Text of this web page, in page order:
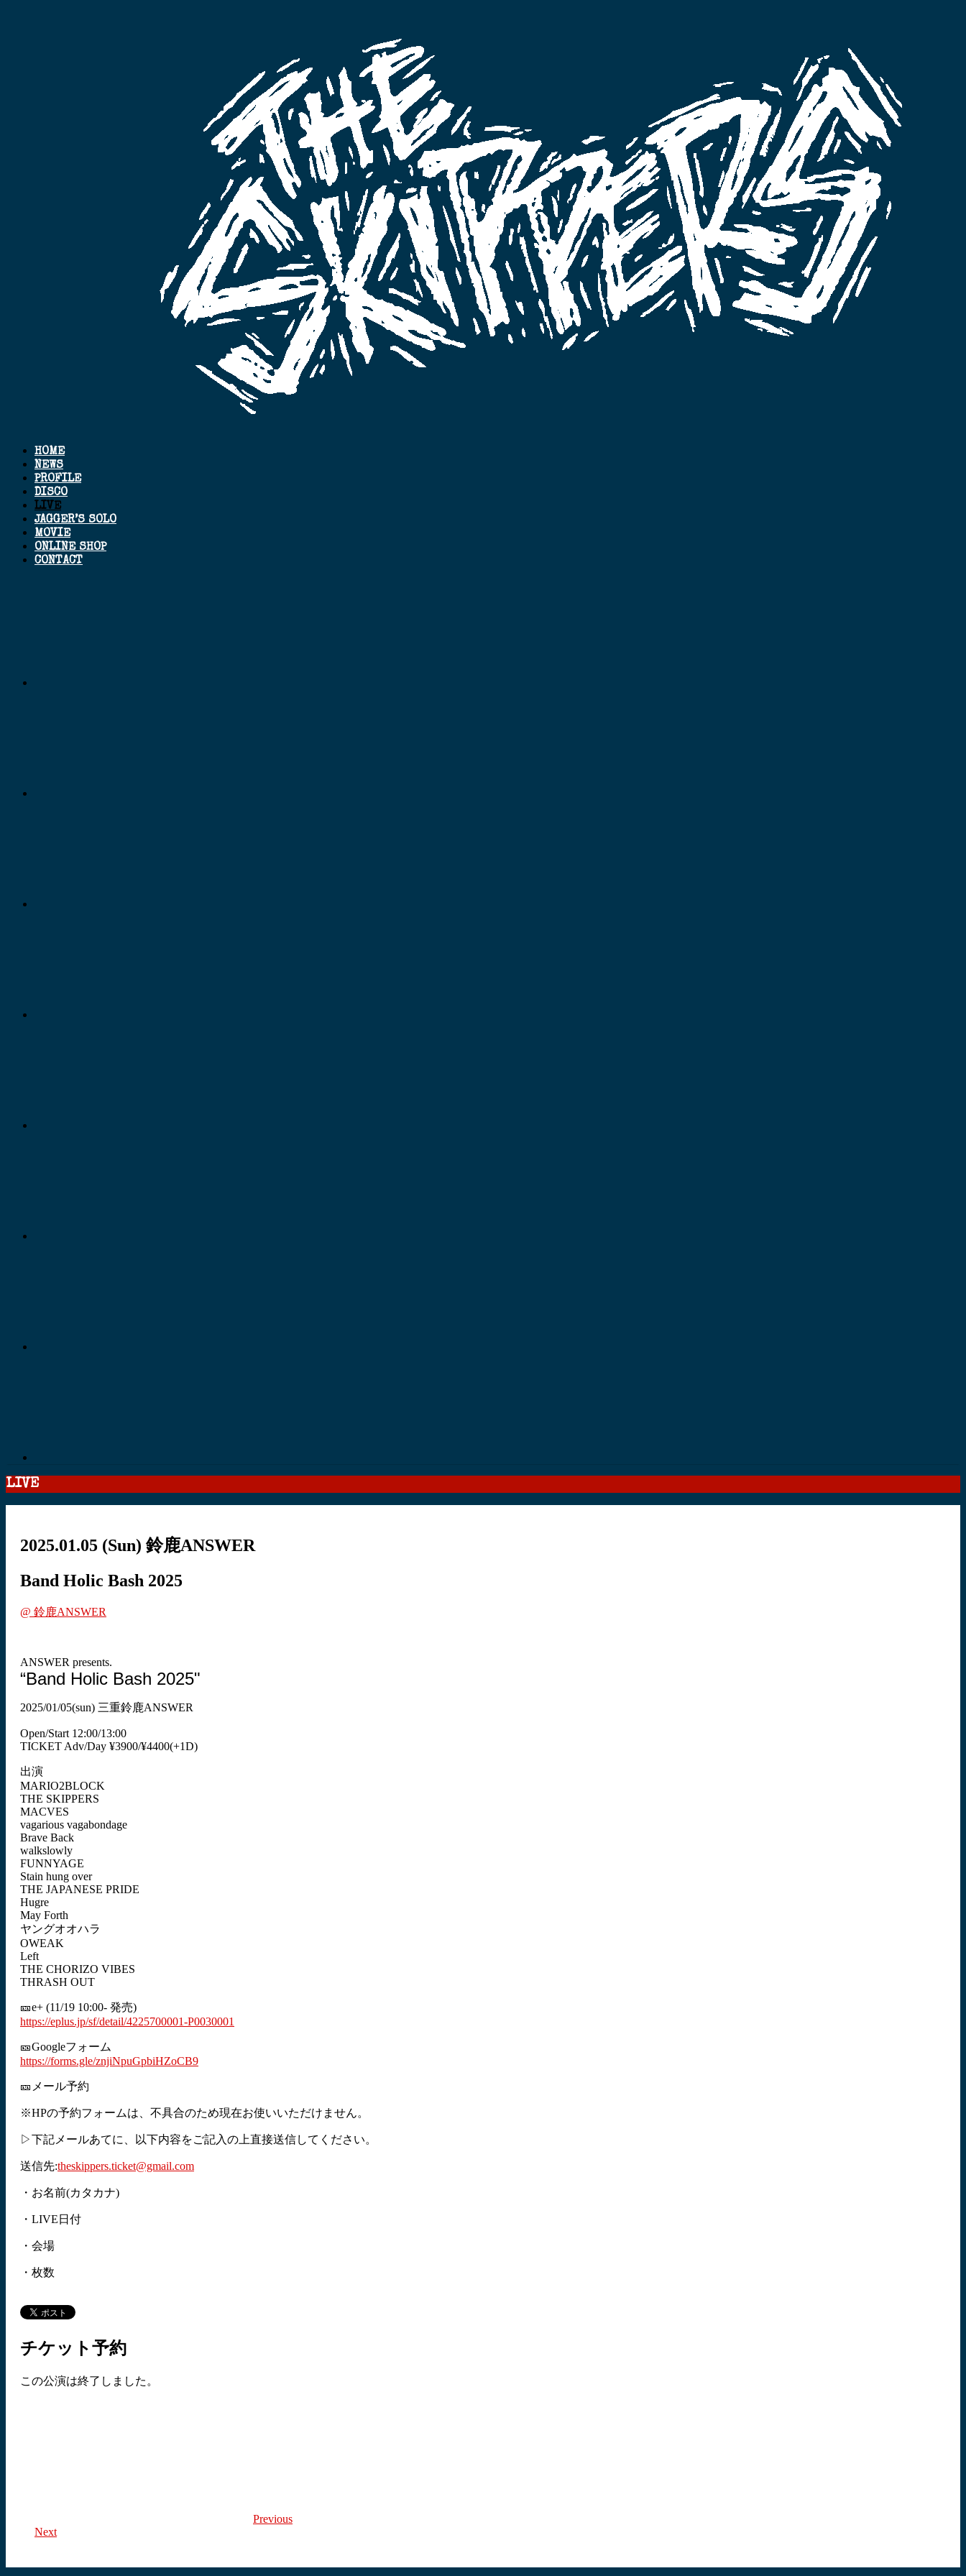
HOME
NEWS
PROFILE
DISCO
LIVE
JAGGER’S SOLO
MOVIE
ONLINE SHOP
CONTACT
LIVE
2025.01.05 (Sun) 鈴鹿ANSWER
Band Holic Bash 2025
@ 鈴鹿ANSWER
ANSWER presents.
“Band Holic Bash 2025"
2025/01/05(sun) 三重鈴鹿ANSWER
Open/Start 12:00/13:00
TICKET Adv/Day ¥3900/¥4400(+1D)
出演
MARIO2BLOCK
THE SKIPPERS
MACVES
vagarious vagabondage
Brave Back
walkslowly
FUNNYAGE
Stain hung over
THE JAPANESE PRIDE
Hugre
May Forth
ヤングオオハラ
OWEAK
Left
THE CHORIZO VIBES
THRASH OUT
🎫e+ (11/19 10:00- 発売)
https://eplus.jp/sf/detail/4225700001-P0030001
🎫Googleフォーム
https://forms.gle/znjiNpuGpbiHZoCB9
🎫メール予約
※HPの予約フォームは、不具合のため現在お使いいただけません。
▷下記メールあてに、以下内容をご記入の上直接送信してください。
送信先:theskippers.ticket@gmail.com
・お名前(カタカナ)
・LIVE日付
・会場
・枚数
チケット予約
この公演は終了しました。
Previous
Next